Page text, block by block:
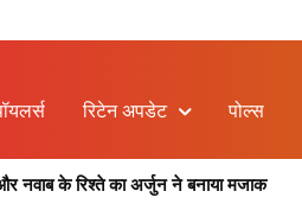
रिटेन अपडेट पोल्स
के रिश्ते का अर्जुन ने बनाया मजाक
की नई बहस, प्रेम का फूटा गुस्सा